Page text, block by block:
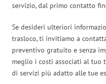
servizio, dal primo contatto
Se desideri ulteriori
trasloco, ti invitiamo a
preventivo gratuito e senza
meglio i costi associati al tuo
di servizi più adatto alle tue